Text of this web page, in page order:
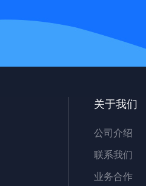
关于我们
公司介绍
联系我们
业务合作